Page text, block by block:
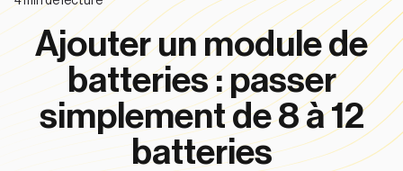
Ajouter un module de
batteries : passer
simplement de 8 à 12
batteries